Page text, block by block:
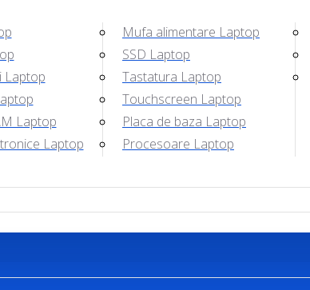
Laptop
Laptop
Laptop
Mufa alimentare Laptop
SSD Laptop
Tastatura Laptop
Touchscreen Laptop
Placa de baza Laptop
Procesoare Laptop